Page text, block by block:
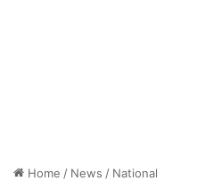
Home / News / National